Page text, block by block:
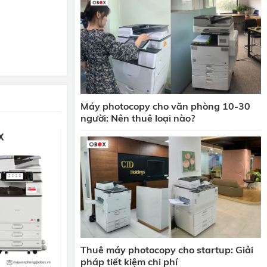
thiện và
Máy photocopy cho văn phòng 10-30
người: Nên thuê loại nào?
Thuê máy photocopy cho startup: Giải
pháp tiết kiệm chi phí